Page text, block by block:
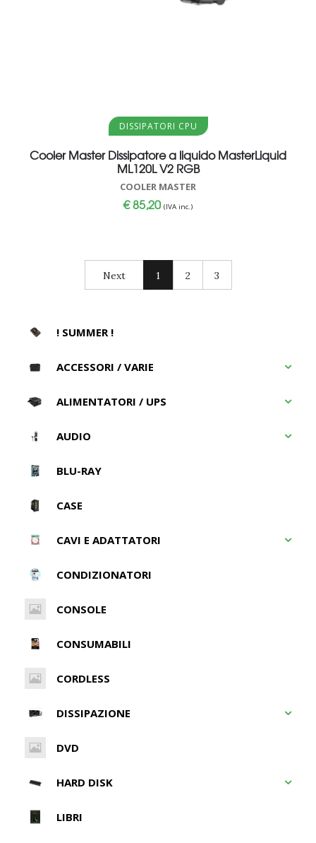
Aggiungi al carrello
DISSIPATORI CPU
Cooler Master Dissipatore a liquido MasterLiquid
ML120L V2 RGB
COOLER MASTER
€85,20 (IVA inc.)
Next 1 2 3
! SUMMER !
ACCESSORI / VARIE
ALIMENTATORI / UPS
AUDIO
BLU-RAY
CASE
CAVI E ADATTATORI
CONDIZIONATORI
CONSOLE
CONSUMABILI
CORDLESS
DISSIPAZIONE
DVD
HARD DISK
LIBRI